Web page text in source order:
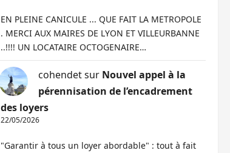
EN PLEINE CANICULE ... QUE FAIT LA METROPOLE
. MERCI AUX MAIRES DE LYON ET VILLEURBANNE
..!!!! UN LOCATAIRE OCTOGENAIRE…
cohendetsur Nouvel appel à la
pérennisation de l’encadrement
des loyers
22/05/2026
"Garantir à tous un loyer abordable" : tout à fait